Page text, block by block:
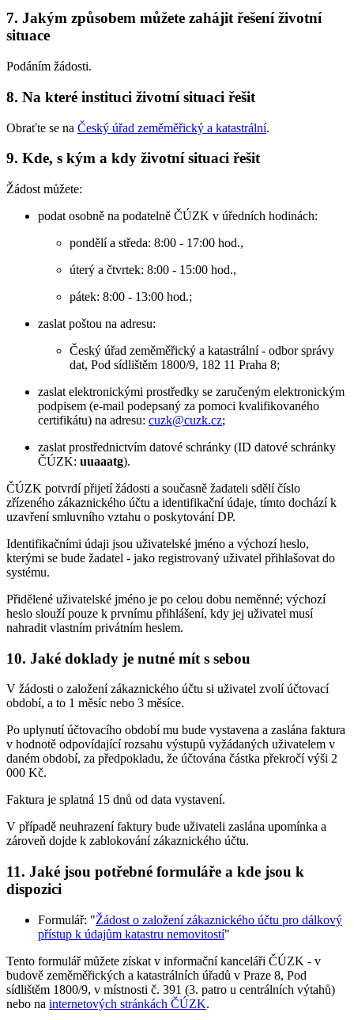
7. Jakým způsobem můžete zahájit řešení životní
situace
Podáním žádosti.
8. Na které instituci životní situaci řešit
Obraťte se na Český úřad zeměměřický a katastrální.
9. Kde, s kým a kdy životní situaci řešit
Žádost můžete:
podat osobně na podatelně ČÚZK v úředních hodinách:
pondělí a středa: 8:00 - 17:00 hod.,
úterý a čtvrtek: 8:00 - 15:00 hod.,
pátek: 8:00 - 13:00 hod.;
zaslat poštou na adresu:
Český úřad zeměměřický a katastrální - odbor správy
dat, Pod sídlištěm 1800/9, 182 11 Praha 8;
zaslat elektronickými prostředky se zaručeným elektronickým
podpisem (e-mail podepsaný za pomoci kvalifikovaného
certifikátu) na adresu: cuzk@cuzk.cz;
zaslat prostřednictvím datové schránky (ID datové schránky
ČÚZK: uuaaatg).
ČÚZK potvrdí přijetí žádosti a současně žadateli sdělí číslo
zřízeného zákaznického účtu a identifikační údaje, tímto dochází k
uzavření smluvního vztahu o poskytování DP.
Identifikačními údaji jsou uživatelské jméno a výchozí heslo,
kterými se bude žadatel - jako registrovaný uživatel přihlašovat do
systému.
Přidělené uživatelské jméno je po celou dobu neměnné; výchozí
heslo slouží pouze k prvnímu přihlášení, kdy jej uživatel musí
nahradit vlastním privátním heslem.
10. Jaké doklady je nutné mít s sebou
V žádosti o založení zákaznického účtu si uživatel zvolí účtovací
období, a to 1 měsíc nebo 3 měsíce.
Po uplynutí účtovacího období mu bude vystavena a zaslána faktura
v hodnotě odpovídající rozsahu výstupů vyžádaných uživatelem v
daném období, za předpokladu, že účtována částka překročí výši 2
000 Kč.
Faktura je splatná 15 dnů od data vystavení.
V případě neuhrazení faktury bude uživateli zaslána upomínka a
zároveň dojde k zablokování zákaznického účtu.
11. Jaké jsou potřebné formuláře a kde jsou k
dispozici
Formulář: "Žádost o založení zákaznického účtu pro dálkový
přístup k údajům katastru nemovitostí"
Tento formulář můžete získat v informační kanceláři ČÚZK - v
budově zeměměřických a katastrálních úřadů v Praze 8, Pod
sídlištěm 1800/9, v místnosti č. 391 (3. patro u centrálních výtahů)
nebo na internetových stránkách ČÚZK.